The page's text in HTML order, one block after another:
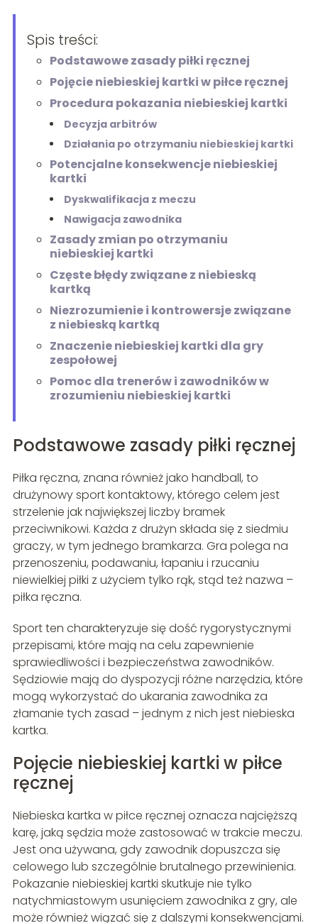
Spis treści:
Podstawowe zasady piłki ręcznej
Pojęcie niebieskiej kartki w piłce ręcznej
Procedura pokazania niebieskiej kartki
Decyzja arbitrów
Działania po otrzymaniu niebieskiej kartki
Potencjalne konsekwencje niebieskiej
kartki
Dyskwalifikacja z meczu
Nawigacja zawodnika
Zasady zmian po otrzymaniu
niebieskiej kartki
Częste błędy związane z niebieską
kartką
Niezrozumienie i kontrowersje związane
z niebieską kartką
Znaczenie niebieskiej kartki dla gry
zespołowej
Pomoc dla trenerów i zawodników w
zrozumieniu niebieskiej kartki
Podstawowe zasady piłki ręcznej
Piłka ręczna, znana również jako handball, to
drużynowy sport kontaktowy, którego celem jest
strzelenie jak największej liczby bramek
przeciwnikowi. Każda z drużyn składa się z siedmiu
graczy, w tym jednego bramkarza. Gra polega na
przenoszeniu, podawaniu, łapaniu i rzucaniu
niewielkiej piłki z użyciem tylko rąk, stąd też nazwa –
piłka ręczna.
Sport ten charakteryzuje się dość rygorystycznymi
przepisami, które mają na celu zapewnienie
sprawiedliwości i bezpieczeństwa zawodników.
Sędziowie mają do dyspozycji różne narzędzia, które
mogą wykorzystać do ukarania zawodnika za
złamanie tych zasad – jednym z nich jest niebieska
kartka.
Pojęcie niebieskiej kartki w piłce
ręcznej
Niebieska kartka w piłce ręcznej oznacza najcięższą
karę, jaką sędzia może zastosować w trakcie meczu.
Jest ona używana, gdy zawodnik dopuszcza się
celowego lub szczególnie brutalnego przewinienia.
Pokazanie niebieskiej kartki skutkuje nie tylko
natychmiastowym usunięciem zawodnika z gry, ale
może również wiązać się z dalszymi konsekwencjami.